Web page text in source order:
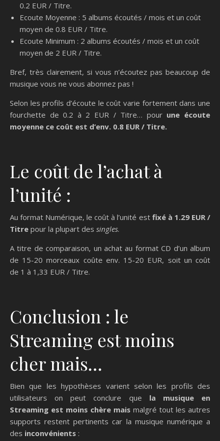
0.2 EUR / Titre.
Ecoute Moyenne : 5 albums écoutés / mois et un coût
moyen de 0.8 EUR / Titre.
Ecoute Minimum : 2 albums écoutés / mois et un coût
moyen de 2 EUR / Titre.
Bref, très clairement, si vous n’écoutez pas beaucoup de
musique vous ne vous abonnez pas !
Selon les profils d’écoute le coût varie fortement dans une
fourchette de 0.2 à 2 EUR / Titre… pour une écoute
moyenne ce coût est d’env. 0.8 EUR / Titre.
Le coût de l’achat à
l’unité :
Au format Numérique, le coût à l’unité est fixé à 1.29 EUR /
Titre pour la plupart des singles.
A titre de comparaison, un achat au format CD d’un album
de 15-20 morceaux coûte env. 15-20 EUR, soit un coût
de 1 à 1,33 EUR / Titre.
Conclusion : le
Streaming est moins
cher mais…
Bien que les hypothèses varient selon les profils des
utilisateurs on peut conclure que la musique en
Streaming est moins chère mais malgré tout les autres
supports restent pertinents car la musique numérique a
des inconvénients :